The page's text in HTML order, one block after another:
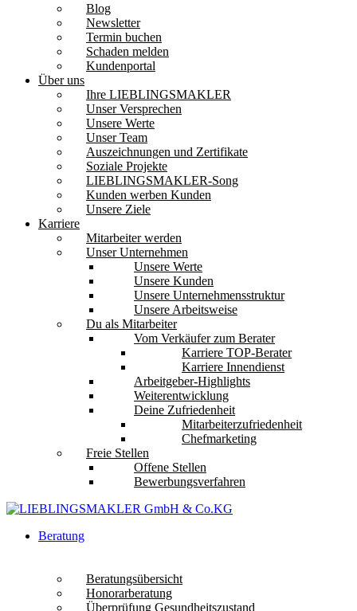
Blog
Newsletter
Termin buchen
Schaden melden
Kundenportal
Über uns
Ihre LIEBLINGSMAKLER
Unser Versprechen
Unsere Werte
Unser Team
Auszeichnungen und Zertifikate
Soziale Projekte
LIEBLINGSMAKLER-Song
Kunden werben Kunden
Unsere Ziele
Karriere
Mitarbeiter werden
Unser Unternehmen
Unsere Werte
Unsere Kunden
Unsere Unternehmensstruktur
Unsere Arbeitsweise
Du als Mitarbeiter
Vom Verkäufer zum Berater
Karriere TOP-Berater
Karriere Innendienst
Arbeitgeber-Highlights
Weiterentwicklung
Deine Zufriedenheit
Mitarbeiterzufriedenheit
Chefmarketing
Freie Stellen
Offene Stellen
Bewerbungsverfahren
Beratung
Beratungsübersicht
Honorarberatung
Überprüfung Gesundheitszustand